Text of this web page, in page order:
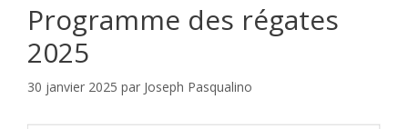
Programme des régates
2025
30 janvier 2025 par Joseph Pasqualino